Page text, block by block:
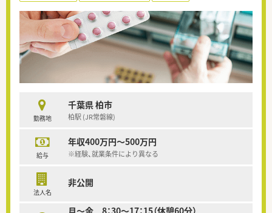
勤務地
千葉県 柏市
柏駅 (JR常磐線)
給与
年収400万円～500万円
※経験、就業条件により異なる
法人名
非公開
月～金 8：30～17：15（休憩60分）